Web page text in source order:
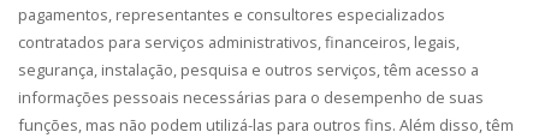
pagamentos, representantes e consultores especializados
contratados para serviços administrativos, financeiros, legais,
segurança, instalação, pesquisa e outros serviços, têm acesso a
informações pessoais necessárias para o desempenho de suas
funções, mas não podem utilizá-las para outros fins. Além disso, têm